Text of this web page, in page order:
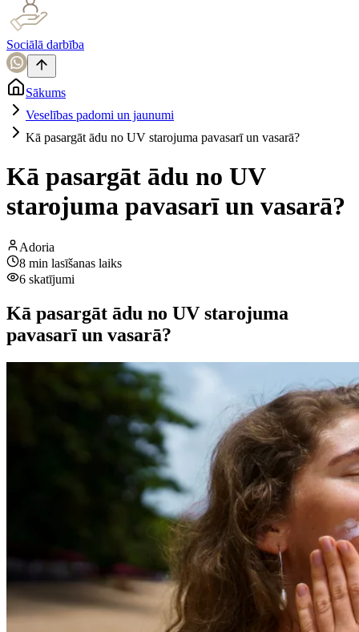
Sociālā darbība
Sākums
Veselības padomi un jaunumi
Kā pasargāt ādu no UV starojuma pavasarī un vasarā?
Kā pasargāt ādu no UV
starojuma pavasarī un vasarā?
Adoria
8 min lasīšanas laiks
6 skatījumi
Kā pasargāt ādu no UV starojuma
pavasarī un vasarā?